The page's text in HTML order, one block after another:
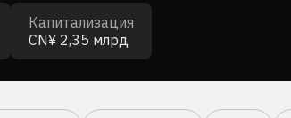
Капитализация
CN¥ 2,35 млрд